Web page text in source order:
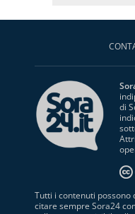
di
Tutti i contenuti possono
citare sempre Sora24